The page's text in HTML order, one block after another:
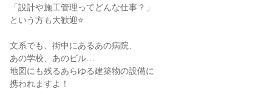
「設計や施工管理ってどんな仕事？」
という方も大歓迎⭐
文系でも、街中にあるあの病院、
あの学校、あのビル…
地図にも残るあらゆる建築物の設備に
携われますよ！